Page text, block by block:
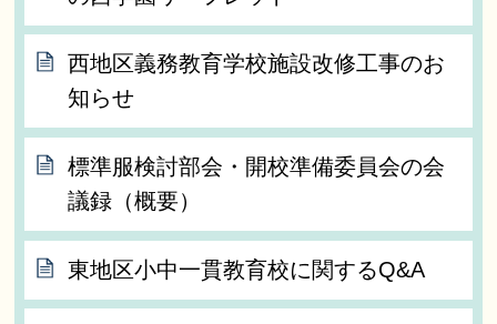
西地区義務教育学校施設改修工事のお
知らせ
標準服検討部会・開校準備委員会の会
議録（概要）
東地区小中一貫教育校に関するQ&A